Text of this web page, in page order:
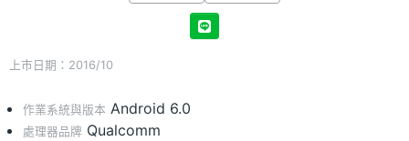
上市日期：2016/10
作業系統與版本 Android 6.0
處理器品牌 Qualcomm